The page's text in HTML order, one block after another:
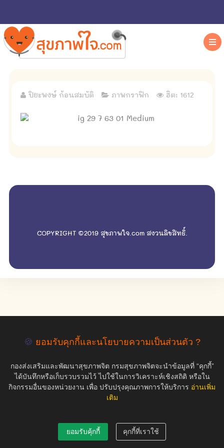
ปิยะพงษ์ ก้อนสมบัติ ภาพกราฟิก ฮิต: 1612
COPYRIGHT ©2019 สุขภาพใจ.com สงวนลิขสิทธิ์.
🍪 ยอมรับคุกกี้และนโยบายความเป็นส่วนตัว ?
กองส่งเสริมและพัฒนาสุขภาพจิต กรมสุขภาพจิตจะนำข้อมูลที่ “คุกกี้”
ได้บันทึกหรือเก็บรวบรวมไว้ ไปใช้ในการวิเคราะห์เชิงสถิติ หรือใน
กิจกรรมอื่นของหน่วยงาน เพื่อ ปรับปรุงคุณภาพการให้บริการ อ่านเพิ่ม
เติม
ยอมรับคุ้กกี้ คุกกี้ที่เราใช้